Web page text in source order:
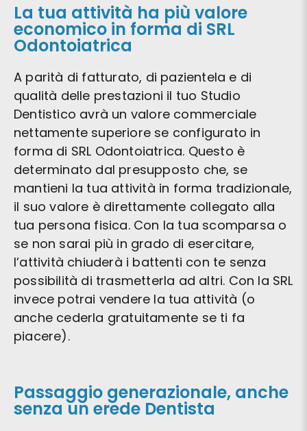
La tua attività ha più valore
economico in forma di SRL
Odontoiatrica
A parità di fatturato, di pazientela e di
qualità delle prestazioni il tuo Studio
Dentistico avrà un valore commerciale
nettamente superiore se configurato in
forma di SRL Odontoiatrica. Questo è
determinato dal presupposto che, se
mantieni la tua attività in forma tradizionale,
il suo valore è direttamente collegato alla
tua persona fisica. Con la tua scomparsa o
se non sarai più in grado di esercitare,
l’attività chiuderà i battenti con te senza
possibilità di trasmetterla ad altri. Con la SRL
invece potrai vendere la tua attività (o
anche cederla gratuitamente se ti fa
piacere).
Passaggio generazionale, anche
senza un erede Dentista